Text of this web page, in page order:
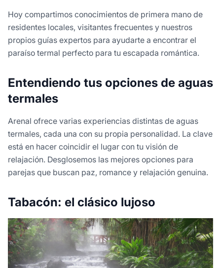
Hoy compartimos conocimientos de primera mano de
residentes locales, visitantes frecuentes y nuestros
propios guías expertos para ayudarte a encontrar el
paraíso termal perfecto para tu escapada romántica.
Entendiendo tus opciones de aguas
termales
Arenal ofrece varias experiencias distintas de aguas
termales, cada una con su propia personalidad. La clave
está en hacer coincidir el lugar con tu visión de
relajación. Desglosemos las mejores opciones para
parejas que buscan paz, romance y relajación genuina.
Tabacón: el clásico lujoso